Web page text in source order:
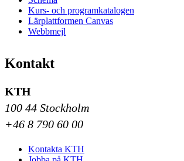
Kurs- och programkatalogen
Lärplattformen Canvas
Webbmejl
Kontakt
KTH
100 44 Stockholm
+46 8 790 60 00
Kontakta KTH